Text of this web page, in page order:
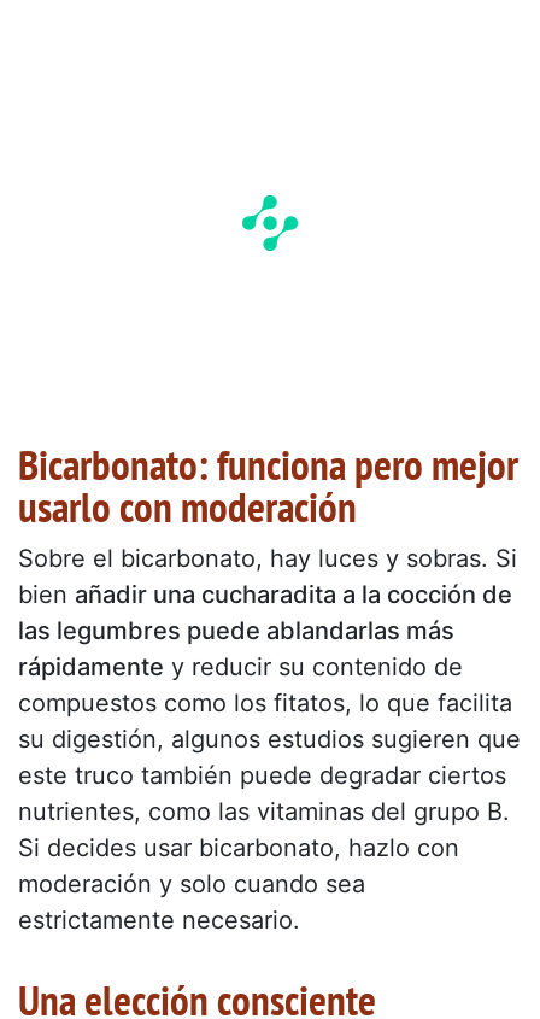
Bicarbonato: funciona pero mejor
usarlo con moderación
Sobre el bicarbonato, hay luces y sobras. Si
bien añadir una cucharadita a la cocción de
las legumbres puede ablandarlas más
rápidamente y reducir su contenido de
compuestos como los fitatos, lo que facilita
su digestión, algunos estudios sugieren que
este truco también puede degradar ciertos
nutrientes, como las vitaminas del grupo B.
Si decides usar bicarbonato, hazlo con
moderación y solo cuando sea
estrictamente necesario.
Una elección consciente